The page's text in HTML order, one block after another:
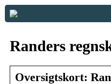
Randers
Oversigtskort: